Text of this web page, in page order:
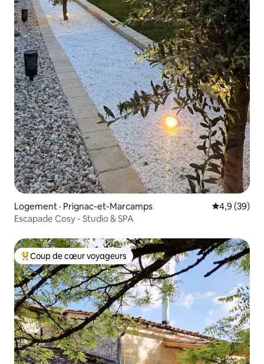
Logement · Prignac-et-Marcamps Note
4,9 (39)
Escapade Cosy - Studio & SPA
Coup de cœur voyageurs parmi les plus aimés
Coup de cœur voyageurs